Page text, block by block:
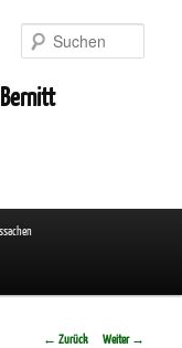
Beitrags-
← Zurück Weiter →